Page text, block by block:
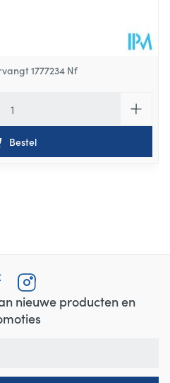
1777234 Nf
Bestel
nieuwe producten en